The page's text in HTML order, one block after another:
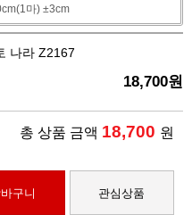
마) ±3cm
나라 Z2167
18,700원
총 상품 금액 18,700 원
구니 관심상품